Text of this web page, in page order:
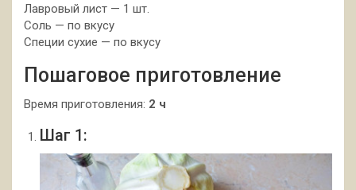
Лавровый лист — 1 шт.
Соль — по вкусу
Специи сухие — по вкусу
Пошаговое приготовление
Время приготовления: 2 ч
Шаг 1: